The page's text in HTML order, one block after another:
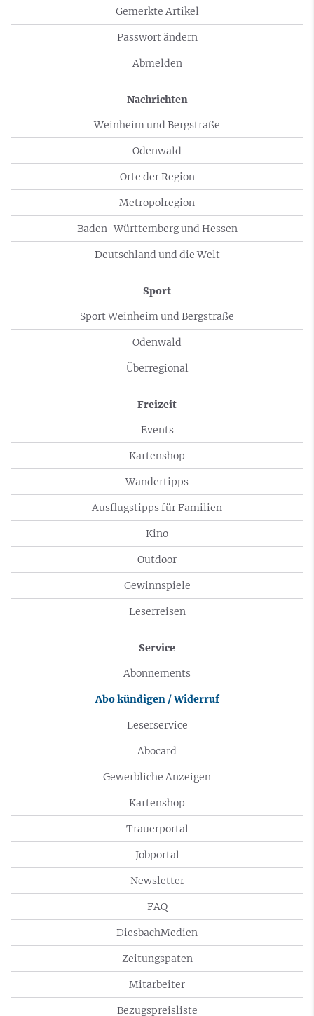
Gemerkte Artikel
Passwort ändern
Abmelden
Nachrichten
Weinheim und Bergstraße
Odenwald
Orte der Region
Metropolregion
Baden-Württemberg und Hessen
Deutschland und die Welt
Sport
Sport Weinheim und Bergstraße
Odenwald
Überregional
Freizeit
Events
Kartenshop
Wandertipps
Ausflugstipps für Familien
Kino
Outdoor
Gewinnspiele
Leserreisen
Service
Abonnements
Abo kündigen / Widerruf
Leserservice
Abocard
Gewerbliche Anzeigen
Kartenshop
Trauerportal
Jobportal
Newsletter
FAQ
DiesbachMedien
Zeitungspaten
Mitarbeiter
Bezugspreisliste